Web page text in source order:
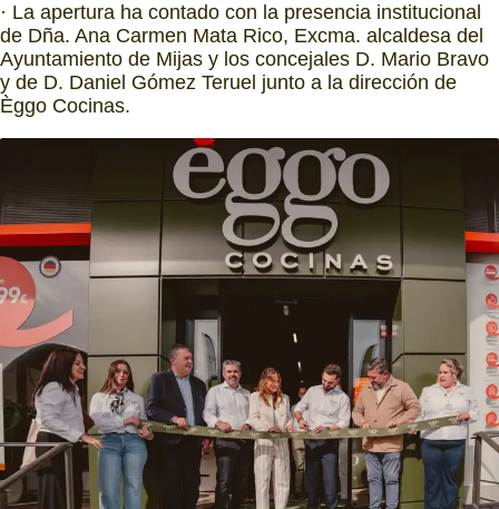
· La apertura ha contado con la presencia institucional
de Dña. Ana Carmen Mata Rico, Excma. alcaldesa del
Ayuntamiento de Mijas y los concejales D. Mario Bravo
y de D. Daniel Gómez Teruel junto a la dirección de
Èggo Cocinas.